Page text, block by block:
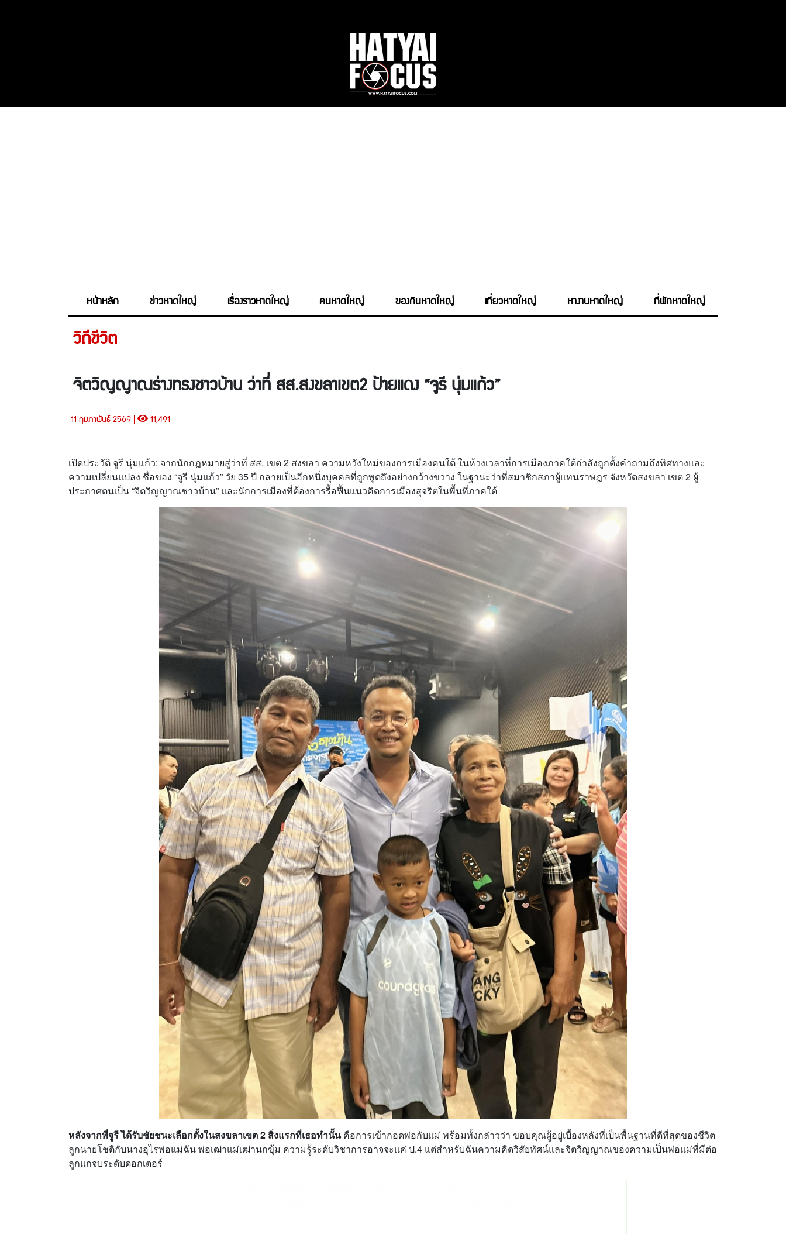
หน้าหลัก ข่าวหาดใหญ่ เรื่องราวหาดใหญ่ คนหาดใหญ่ ของกินหาดใหญ่ เที่ยวหาดใหญ่ หางานหาดใหญ่ ที่พักหาดใหญ่
วิถีชีวิต
จิตวิญญาณร่างทรงชาวบ้าน ว่าที่ สส.สงขลาเขต2 ป้ายแดง “จูรี นุ่มแก้ว”
11 กุมภาพันธ์ 2569 | 11,491
เปิดประวัติ จูรี นุ่มแก้ว: จากนักกฎหมายสู่ว่าที่ สส. เขต 2 สงขลา ความหวังใหม่ของการเมืองคนใต้ ในห้วงเวลาที่การเมืองภาคใต้กำลังถูกตั้งคำถามถึงทิศทางและ
ความเปลี่ยนแปลง ชื่อของ “จูรี นุ่มแก้ว” วัย 35 ปี กลายเป็นอีกหนึ่งบุคคลที่ถูกพูดถึงอย่างกว้างขวาง ในฐานะว่าที่สมาชิกสภาผู้แทนราษฎร จังหวัดสงขลา เขต 2 ผู้
ประกาศตนเป็น “จิตวิญญาณชาวบ้าน” และนักการเมืองที่ต้องการรื้อฟื้นแนวคิดการเมืองสุจริตในพื้นที่ภาคใต้
หลังจากที่จูรี ได้รับชัยชนะเลือกตั้งในสงขลาเขต 2 สิ่งแรกที่เธอทำนั้นคือการเข้ากอดพ่อกับแม่ พร้อมทั้งกล่าวว่า ขอบคุณผู้อยู่เบื้องหลังที่เป็นพื้นฐานที่ดีที่สุดของชีวิต
ลูกนายโชติกับนางอุไรพ่อแม่ฉัน พ่อเฒ่าแม่เฒ่านกขุ้ม ความรู้ระดับวิชาการอาจจะแค่ ป.4 แต่สำหรับฉันความคิดวิสัยทัศน์และจิตวิญญาณของความเป็นพ่อแม่ที่มีต่อ
ลูกแกจบระดับดอกเตอร์